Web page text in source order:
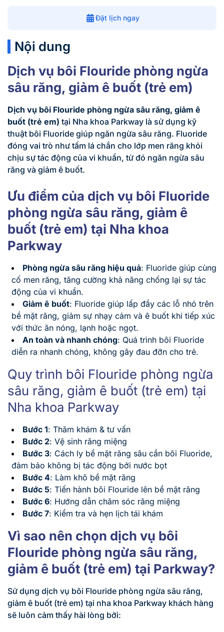
Đặt lịch ngay
Nội dung
Dịch vụ bôi Flouride phòng ngừa
sâu răng, giảm ê buốt (trẻ em)
Dịch vụ bôi Flouride phòng ngừa sâu răng, giảm ê
buốt (trẻ em) tại Nha khoa Parkway là sử dụng kỹ
thuật bôi Fluoride giúp ngăn ngừa sâu răng. Fluoride
đóng vai trò như tấm lá chắn cho lớp men răng khỏi
chịu sự tác động của vi khuẩn, từ đó ngăn ngừa sâu
răng và giảm ê buốt.
Ưu điểm của dịch vụ bôi Fluoride
phòng ngừa sâu răng, giảm ê
buốt (trẻ em) tại Nha khoa
Parkway
Phòng ngừa sâu răng hiệu quả: Fluoride giúp cùng
cố men răng, tăng cường khả năng chống lại sự tác
động của vi khuẩn.
Giảm ê buốt: Fluoride giúp lấp đầy các lỗ nhỏ trên
bề mặt răng, giảm sự nhạy cảm và ê buốt khi tiếp xúc
với thức ăn nóng, lạnh hoặc ngọt.
An toàn và nhanh chóng: Quá trình bôi Fluoride
diễn ra nhanh chóng, không gây đau đỡn cho trẻ.
Quy trình bôi Flouride phòng ngừa
sâu răng, giảm ê buốt (trẻ em) tại
Nha khoa Parkway
Bước 1: Thăm khám & tư vấn
Bước 2: Vệ sinh răng miệng
Bước 3: Cách ly bề mặt răng sâu cần bôi Fluoride,
đảm bảo không bị tác động bởi nước bọt
Bước 4: Làm khô bề mặt răng
Bước 5: Tiến hành bôi Flouride lên bề mặt răng
Bước 6: Hướng dẫn chăm sóc răng miệng
Bước 7: Kiểm tra và hẹn lịch tái khám
Vì sao nên chọn dịch vụ bôi
Flouride phòng ngừa sâu răng,
giảm ê buốt (trẻ em) tại Parkway?
Sử dụng dịch vụ bôi Flouride phòng ngừa sâu răng,
giảm ê buốt (trẻ em) tại nha khoa Parkway khách hàng
sẽ luôn cảm thấy hài lòng bởi: